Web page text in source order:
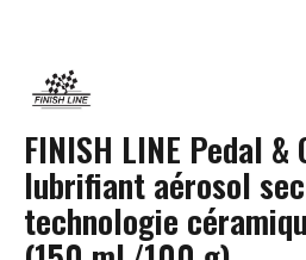
FINISH LINE Pedal
lubrifiant aérosol
technologie